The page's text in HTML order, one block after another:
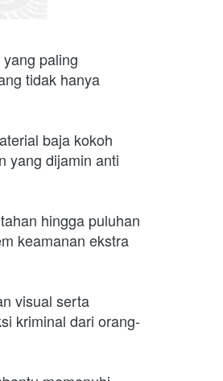
paling
tidak hanya
baja kokoh
yang dijamin anti
hingga puluhan
keamanan ekstra
visual serta
kriminal dari orang-